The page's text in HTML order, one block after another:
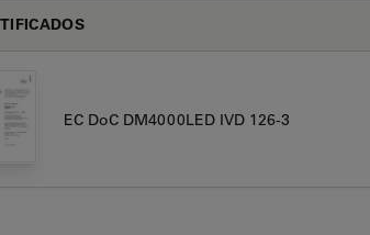
EC DoC DM4000LED IVD 126-3